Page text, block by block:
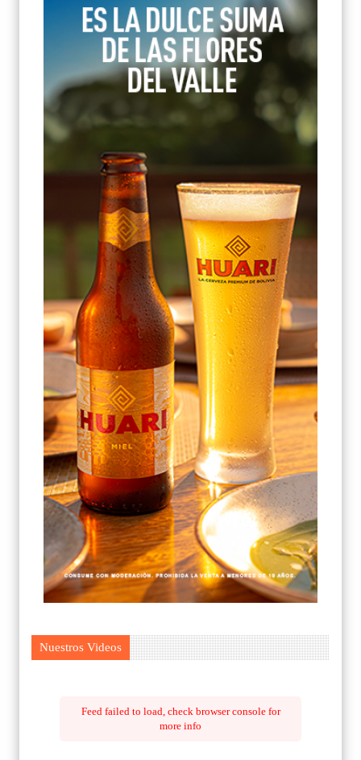
Nuestros Videos
Feed failed to load, check browser console for
more info